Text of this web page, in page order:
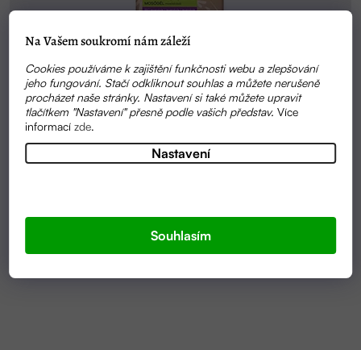
Na Vašem soukromí nám záleží
Cookies používáme k zajištění funkčnosti webu a zlepšování
jeho fungování. Stačí odkliknout souhlas a můžete nerušeně
procházet naše stránky. Nastavení si také můžete upravit
tlačítkem "Nastavení" přesně podle vašich představ.Více
informacízde.
Nastavení
Souhlasím
PRACÍ GEL Z MÝDLOVÝCH OŘECHŮ S BIO
LEVANDULOVOU SILICÍ | TIERRA VERDE